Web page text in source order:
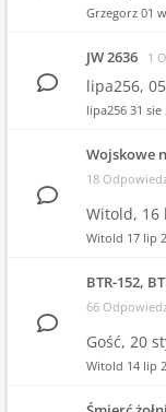
Grzegorz 01
JW 2636 1
lipa256,
lipa256 31 sie
Wojskowe
18
Witold, 16
Witold 17 lip
BTR-152,
66
Gość, 20
Witold 14 lip